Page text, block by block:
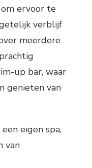
ervoor te
verblijf
meerdere
up bar, waar
genieten van
eigen spa,
van